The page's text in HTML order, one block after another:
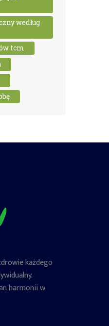
według
tcm
każdego
harmonii w